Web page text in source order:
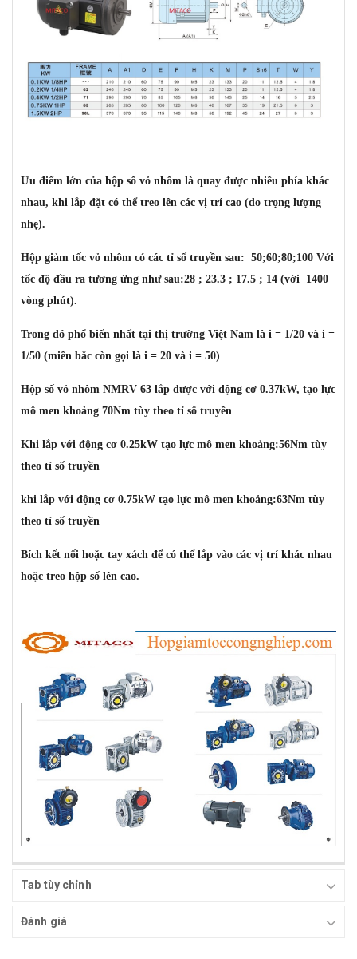
Ưu điểm lớn của hộp số vỏ nhôm là quay được nhiều phía khác
nhau, khi lắp đặt có thể treo lên các vị trí cao (do trọng lượng
nhẹ).
Hộp giảm tốc vỏ nhôm có các tỉ số truyền sau: 50;60;80;100 Với
tốc độ đầu ra tương ứng như sau:28 ; 23.3 ; 17.5 ; 14 (với 1400
vòng phút).
Trong đó phổ biến nhất tại thị trường Việt Nam là i = 1/20 và i =
1/50 (miền bắc còn gọi là i = 20 và i = 50)
Hộp số vỏ nhôm NMRV 63 lắp được với động cơ 0.37kW, tạo lực
mô men khoảng 70Nm tùy theo tỉ số truyền
Khi lắp với động cơ 0.25kW tạo lực mô men khoảng:56Nm tùy
theo tỉ số truyền
khi lắp với động cơ 0.75kW tạo lực mô men khoảng:63Nm tùy
theo tỉ số truyền
Bích kết nối hoặc tay xách để có thể lắp vào các vị trí khác nhau
hoặc treo hộp số lên cao.
Tab tùy chỉnh
Đánh giá